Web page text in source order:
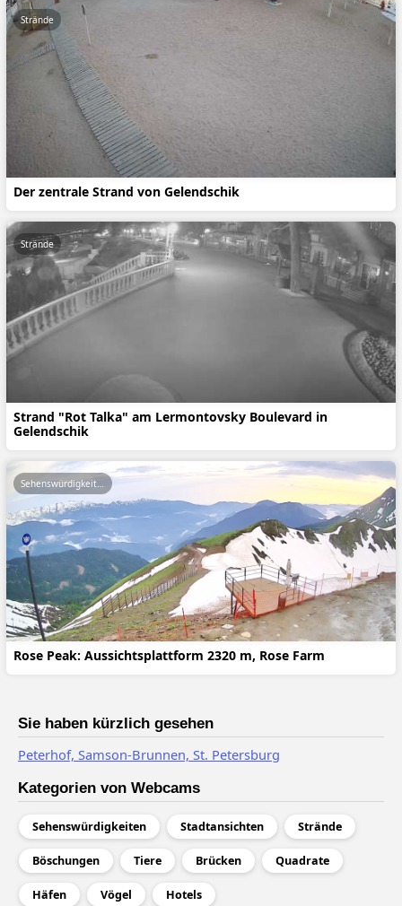
Der zentrale Strand von Gelendschik
Strände
Strand "Rot Talka" am Lermontovsky Boulevard in
Gelendschik
Strände
Rose Peak: Aussichtsplattform 2320 m, Rose Farm
Sehenswürdigkeiten
Sie haben kürzlich gesehen
Peterhof, Samson-Brunnen, St. Petersburg
Kategorien von Webcams
Sehenswürdigkeiten Stadtansichten Strände
Böschungen Tiere Brücken Quadrate
Häfen Vögel Hotels